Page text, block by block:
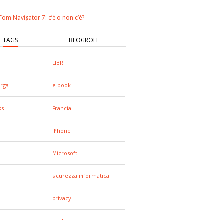
Navigator 7: c’è o non c’è?
TAGS BLOGROLL
LIBRI
e-book
Francia
iPhone
Microsoft
sicurezza informatica
privacy